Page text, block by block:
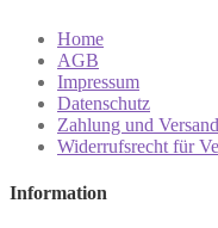
Home
AGB
Impressum
Datenschutz
Zahlung und Versand
Widerrufsrecht für
Information